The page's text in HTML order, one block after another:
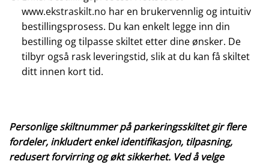
www.ekstraskilt.no har en brukervennlig og intuitiv
bestillingsprosess. Du kan enkelt legge inn din
bestilling og tilpasse skiltet etter dine ønsker. De
tilbyr også rask leveringstid, slik at du kan få skiltet
ditt innen kort tid.
Personlige skiltnummer på parkeringsskiltet gir flere
fordeler, inkludert enkel identifikasjon, tilpasning,
redusert forvirring og økt sikkerhet. Ved å velge